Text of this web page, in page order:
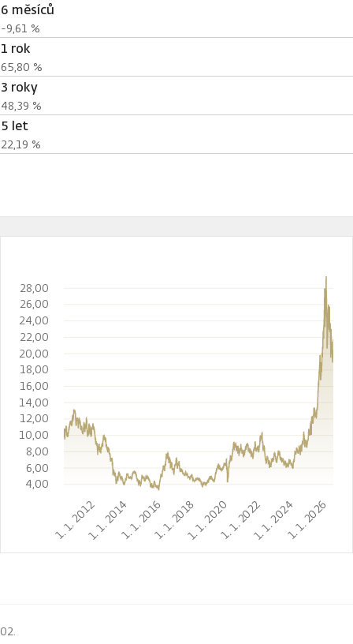
6 měsíců
-9,61 %
1 rok
65,80 %
3 roky
48,39 %
5 let
22,19 %
1. 1. 20121. 1. 20141. 1. 20161. 1. 20181. 1. 20201. 1. 20221. 1. 20241. 1. 2026
4,00
6,00
8,00
10,00
12,00
14,00
16,00
18,00
20,00
22,00
24,00
26,00
28,00